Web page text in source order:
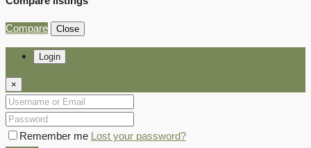
Compare Close
Login
×
Remember me Lost your password?